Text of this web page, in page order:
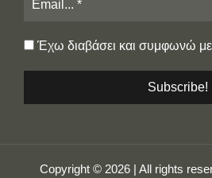
Έχω διαβάσει και συμφωνώ με
Copyright © 2026 | All rights